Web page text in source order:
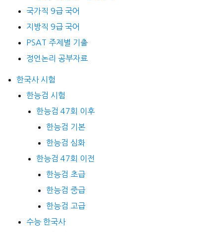
국가직 9급 국어
지방직 9급 국어
PSAT 주제별 기출
정언논리 공부자료
한국사 시험
한능검 시험
한능검 47회 이후
한능검 기본
한능검 심화
한능검 47회 이전
한능검 초급
한능검 중급
한능검 고급
수능 한국사